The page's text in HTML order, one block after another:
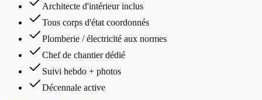
Architecte d'intérieur inclus
Tous corps d'état coordonnés
Plomberie / électricité aux normes
Chef de chantier dédié
Suivi hebdo + photos
Décennale active